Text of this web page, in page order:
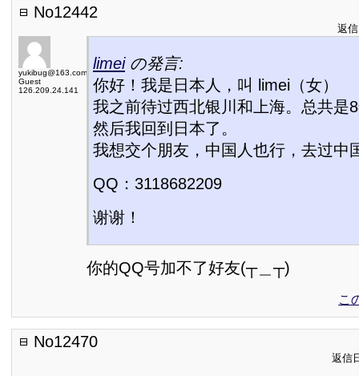
No12442
返
yukibug@163.com
Guest
126.209.24.141
limeiの発言:
你好！我是日本人，叫 limei（女）
我之前待过西北银川和上海。总共是
然后我回到日本了。
我想交个朋友，中国人也行，去过中
QQ：3118682209
谢谢！
你的QQ号加不了好友(┬＿┬)
こ
No12470
返信